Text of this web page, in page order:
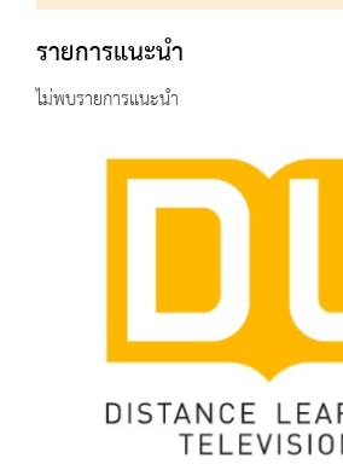
รายการแนะนำ
ไม่พบรายการแนะนำ